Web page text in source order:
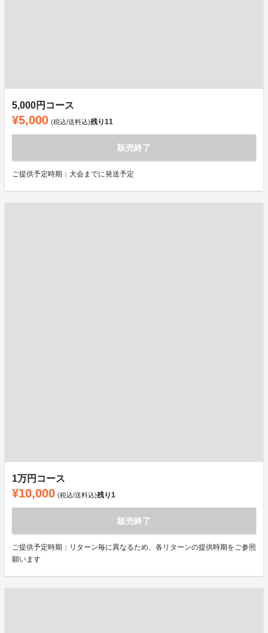
5,000円コース
¥5,000 (税込/送料込)残り11
販売終了
ご提供予定時期：大会までに発送予定
1万円コース
¥10,000 (税込/送料込)残り1
販売終了
ご提供予定時期：リターン毎に異なるため、各リターンの提供時期をご参照
願います